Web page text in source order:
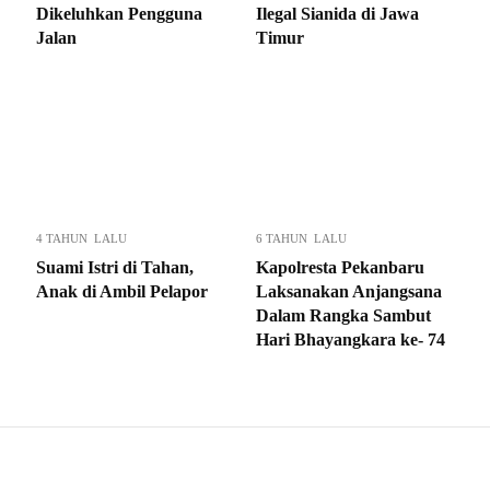
Dikeluhkan Pengguna
Jalan
Ilegal Sianida di Jawa
Timur
4 TAHUN LALU
Suami Istri di Tahan,
Anak di Ambil Pelapor
6 TAHUN LALU
Kapolresta Pekanbaru
Laksanakan Anjangsana
Dalam Rangka Sambut
Hari Bhayangkara ke- 74